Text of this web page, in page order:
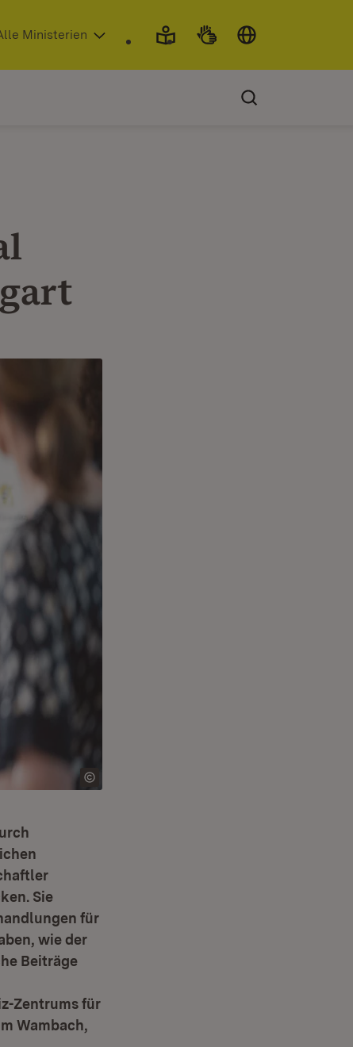
neuem Fenster)
Ministerien
Sie
für
wie der
Beiträge
Zentrums für
Wambach,